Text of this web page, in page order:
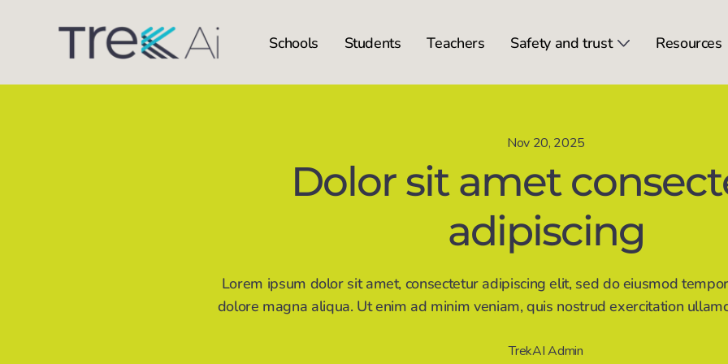
Schools Students Teachers Safety and trust ShowResources
Nov 20, 2025
Dolor sit amet
adipiscing
Lorem ipsum dolor sit amet, consectetur adipiscing elit, sed do eiusmod
dolore magna aliqua. Ut enim ad minim veniam, quis nostrud exercitation
TrekAI Admin